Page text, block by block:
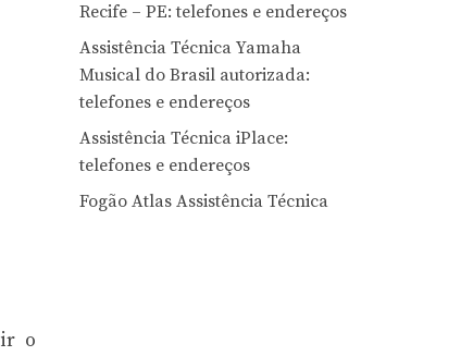
o
Recife – PE: telefones e endereços
Assistência Técnica Yamaha
Musical do Brasil autorizada:
telefones e endereços
Assistência Técnica iPlace:
telefones e endereços
Fogão Atlas Assistência Técnica